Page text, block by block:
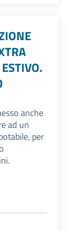
anche
ad un
per